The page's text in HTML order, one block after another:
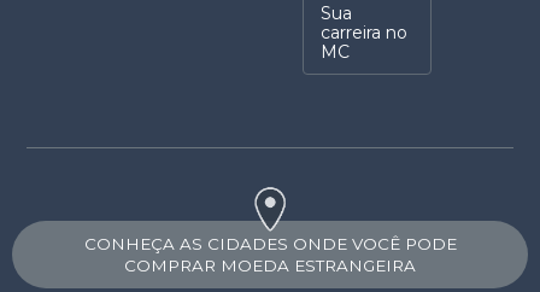
Sua
carreira no
MC
CONHEÇA AS CIDADES ONDE VOCÊ PODE
COMPRAR MOEDA ESTRANGEIRA